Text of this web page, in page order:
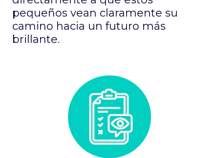
pequeños vean claramente su
camino hacia un futuro más
brillante.